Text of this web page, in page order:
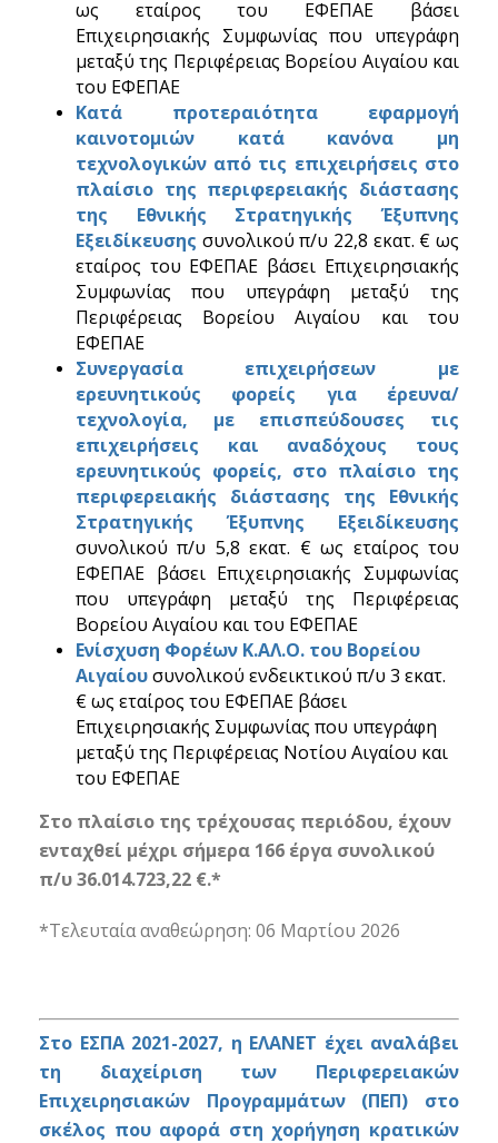
ως εταίρος του ΕΦΕΠΑΕ βάσει
Επιχειρησιακής Συμφωνίας που υπεγράφη
μεταξύ της Περιφέρειας Βορείου Αιγαίου και
του ΕΦΕΠΑΕ
Κατά προτεραιότητα εφαρμογή
καινοτομιών κατά κανόνα μη
τεχνολογικών από τις επιχειρήσεις στο
πλαίσιο της περιφερειακής διάστασης
της Εθνικής Στρατηγικής Έξυπνης
Εξειδίκευσης συνολικού π/υ 22,8 εκατ. € ως
εταίρος του ΕΦΕΠΑΕ βάσει Επιχειρησιακής
Συμφωνίας που υπεγράφη μεταξύ της
Περιφέρειας Βορείου Αιγαίου και του
ΕΦΕΠΑΕ
Συνεργασία επιχειρήσεων με
ερευνητικούς φορείς για έρευνα/
τεχνολογία, με επισπεύδουσες τις
επιχειρήσεις και αναδόχους τους
ερευνητικούς φορείς, στο πλαίσιο της
περιφερειακής διάστασης της Εθνικής
Στρατηγικής Έξυπνης Εξειδίκευσης
συνολικού π/υ 5,8 εκατ. € ως εταίρος του
ΕΦΕΠΑΕ βάσει Επιχειρησιακής Συμφωνίας
που υπεγράφη μεταξύ της Περιφέρειας
Βορείου Αιγαίου και του ΕΦΕΠΑΕ
Ενίσχυση Φορέων Κ.ΑΛ.Ο. του Βορείου
Αιγαίουσυνολικού ενδεικτικού π/υ 3 εκατ.
€ ως εταίρος του ΕΦΕΠΑΕ βάσει
Επιχειρησιακής Συμφωνίας που υπεγράφη
μεταξύ της Περιφέρειας Νοτίου Αιγαίου και
του ΕΦΕΠΑΕ
Στο πλαίσιο της τρέχουσας περιόδου, έχουν
ενταχθεί μέχρι σήμερα 166 έργα συνολικού
π/υ 36.014.723,22 €.*
*Τελευταία αναθεώρηση: 06 Μαρτίου 2026
Στο ΕΣΠΑ 2021-2027, η ΕΛΑΝΕΤ έχει αναλάβει
τη διαχείριση των Περιφερειακών
Επιχειρησιακών Προγραμμάτων (ΠΕΠ) στο
σκέλος που αφορά στη χορήγηση κρατικών